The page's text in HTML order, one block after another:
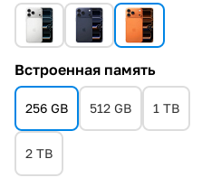
Встроенная память
256 GB 512 GB 1 TB
2 TB